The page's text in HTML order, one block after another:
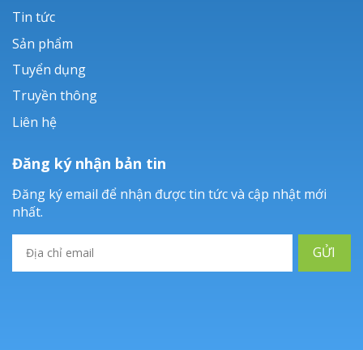
Tin tức
Sản phẩm
Tuyển dụng
Truyền thông
Liên hệ
Đăng ký nhận bản tin
Đăng ký email để nhận được tin tức và cập nhật mới
nhất.
GỬI